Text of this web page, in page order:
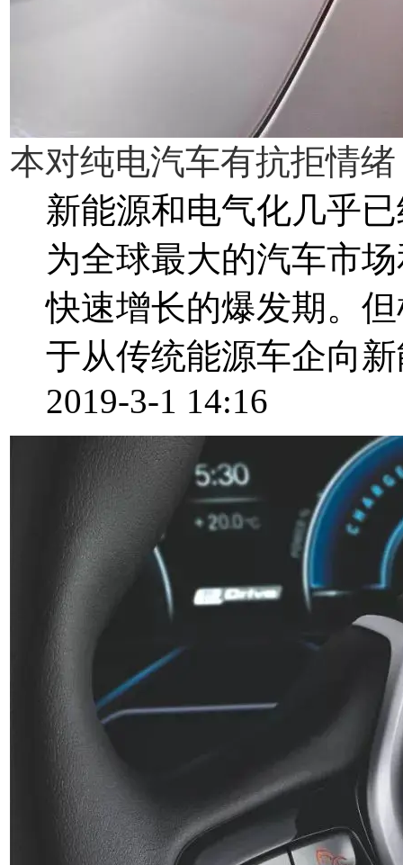
本对纯电汽车有抗拒情
新能源和电气化几乎
为全球最大的汽车市
快速增长的爆发期。
于从传统能源车企向
2019-3-1 14:16